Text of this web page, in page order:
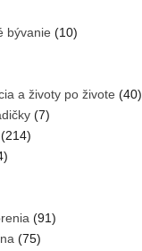
bývanie (10)
a životy po živote (40)
(7)
(214)
(91)
(75)